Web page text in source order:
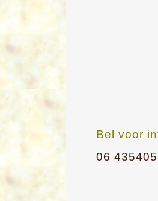
Bel voor
06